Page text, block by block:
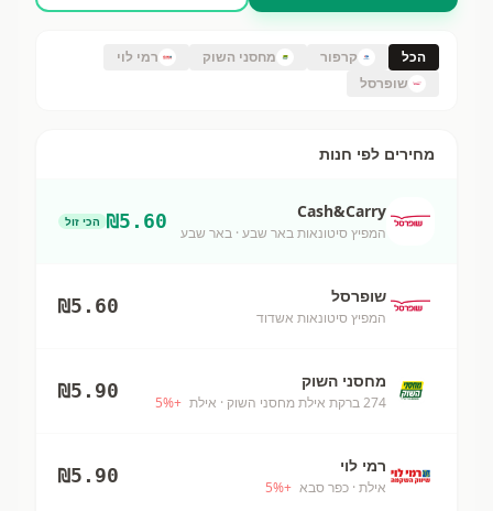
הכל קרפור מחסני השוק
רמי לוי
שופרסל
מחירים לפי חנות
Cash&Carry
המפיץ סיטונאות באר שבע · באר שבע
₪5.60 הכי זול
שופרסל
המפיץ סיטונאות אשדוד
₪5.60
מחסני השוק
274 ברקת אילת מחסני השוק · אילת +
5%
₪5.90
רמי לוי
אילת · כפר סבא +
5%
₪5.90